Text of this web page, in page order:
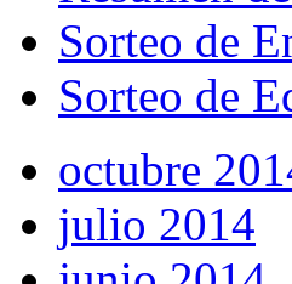
Sorteo de
Sorteo de
octubre
julio 2014